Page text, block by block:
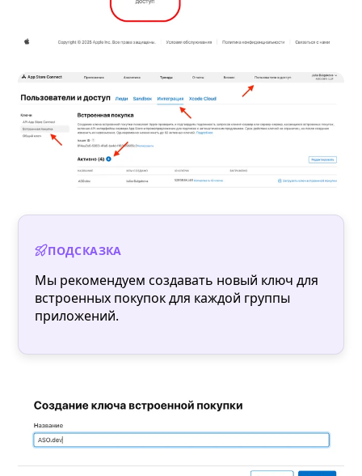
ПОДСКАЗКА
Мы рекомендуем создавать новый ключ для
встроенных покупок для каждой группы
приложений.